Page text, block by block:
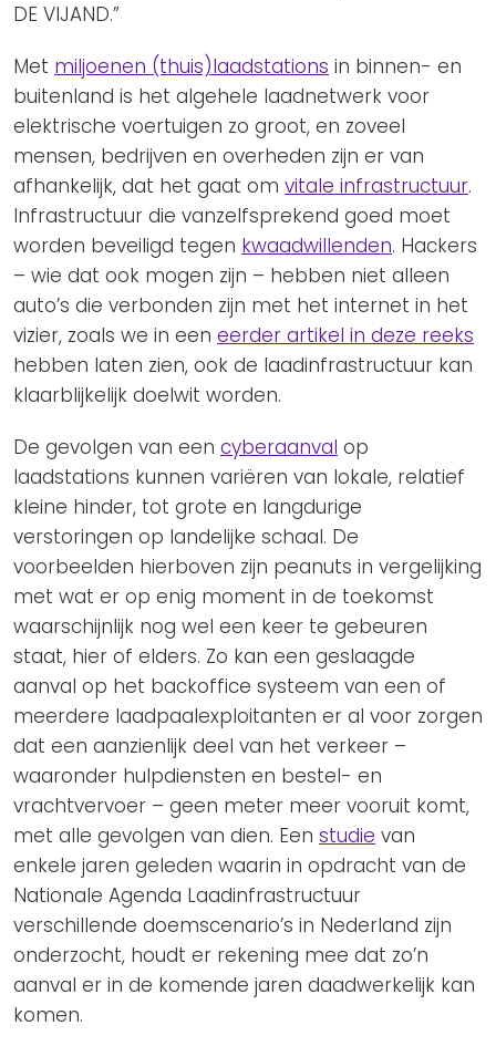
DE VIJAND.”
Met miljoenen (thuis)laadstations in binnen- en
buitenland is het algehele laadnetwerk voor
elektrische voertuigen zo groot, en zoveel
mensen, bedrijven en overheden zijn er van
afhankelijk, dat het gaat om vitale infrastructuur.
Infrastructuur die vanzelfsprekend goed moet
worden beveiligd tegen kwaadwillenden. Hackers
– wie dat ook mogen zijn – hebben niet alleen
auto’s die verbonden zijn met het internet in het
vizier, zoals we in een eerder artikel in deze reeks
hebben laten zien, ook de laadinfrastructuur kan
klaarblijkelijk doelwit worden.
De gevolgen van een cyberaanval op
laadstations kunnen variëren van lokale, relatief
kleine hinder, tot grote en langdurige
verstoringen op landelijke schaal. De
voorbeelden hierboven zijn peanuts in vergelijking
met wat er op enig moment in de toekomst
waarschijnlijk nog wel een keer te gebeuren
staat, hier of elders. Zo kan een geslaagde
aanval op het backoffice systeem van een of
meerdere laadpaalexploitanten er al voor zorgen
dat een aanzienlijk deel van het verkeer –
waaronder hulpdiensten en bestel- en
vrachtvervoer – geen meter meer vooruit komt,
met alle gevolgen van dien. Een studie van
enkele jaren geleden waarin in opdracht van de
Nationale Agenda Laadinfrastructuur
verschillende doemscenario’s in Nederland zijn
onderzocht, houdt er rekening mee dat zo’n
aanval er in de komende jaren daadwerkelijk kan
komen.